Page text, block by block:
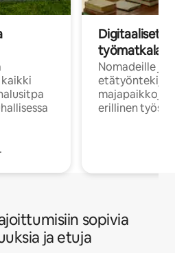
Digitaaliset
Nomadeille ja
majapaikkoja,
erillinen
sopivia
ja etuja